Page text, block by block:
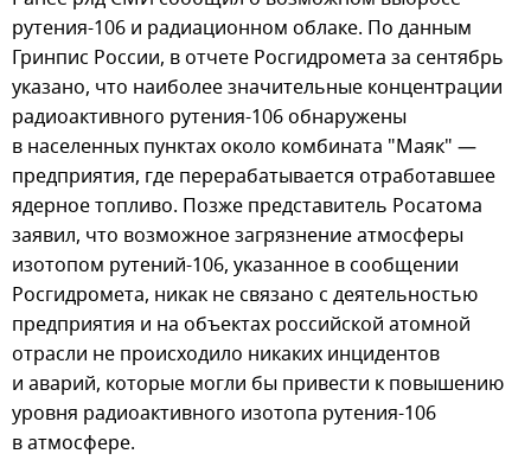
рутения-106 и радиационном облаке. По данным
Гринпис России, в отчете Росгидромета за сентябрь
указано, что наиболее значительные концентрации
радиоактивного рутения-106 обнаружены
в населенных пунктах около комбината "Маяк" —
предприятия, где перерабатывается отработавшее
ядерное топливо. Позже представитель Росатома
заявил, что возможное загрязнение атмосферы
изотопом рутений-106, указанное в сообщении
Росгидромета, никак не связано с деятельностью
предприятия и на объектах российской атомной
отрасли не происходило никаких инцидентов
и аварий, которые могли бы привести к повышению
уровня радиоактивного изотопа рутения-106
в атмосфере.